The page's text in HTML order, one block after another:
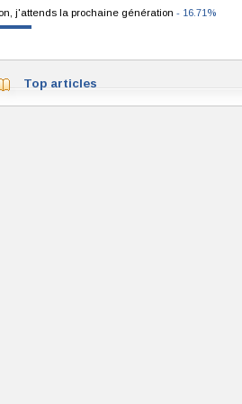
j'attends la prochaine génération - 16.71%
Top articles